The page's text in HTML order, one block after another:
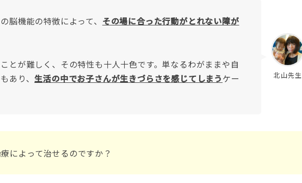
北山先生
脳機能の特徴によって、 その場に合った行動がとれない障が
とが難しく、その特性も十人十色です。単なるわがままや自
あり、 生活の中でお子さんが生きづらさを感じてしまうケー
によって治せるのですか？